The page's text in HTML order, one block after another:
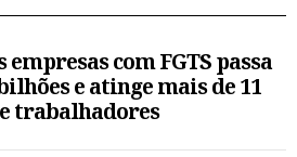
com FGTS passa
e atinge mais de 11
trabalhadores